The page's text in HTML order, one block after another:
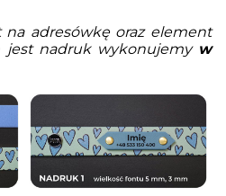
na adresówkę oraz element
jest nadruk wykonujemy w